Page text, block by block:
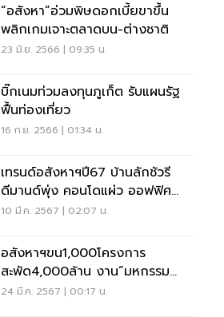
“อสังหา”อ่วมพิษดอกเบี้ยขาขึ้น
พลิกเกมเจาะตลาดบน-ต่างชาติ
23 มิ.ย. 2566 | 09:35 น.
บิ๊กเนมท่วมลงทุนภูเก็ต รับแผนรัฐ
ฟื้นท่องเที่ยว
16 ก.ย. 2566 | 01:34 น.
เทรนด์อสังหาฯปี67 บ้านลักชัวรี
ดีมานด์พุ่ง คอนโดแผ่ว ออฟฟิศ
-รีเทล ปรับตัว
10 มี.ค. 2567 | 02:07 น.
อสังหาฯขน1,000โครงการ
สะพัด4,000ล้าน งาน”มหกรรม
บ้าน-คอนโด”
24 มี.ค. 2567 | 00:17 น.